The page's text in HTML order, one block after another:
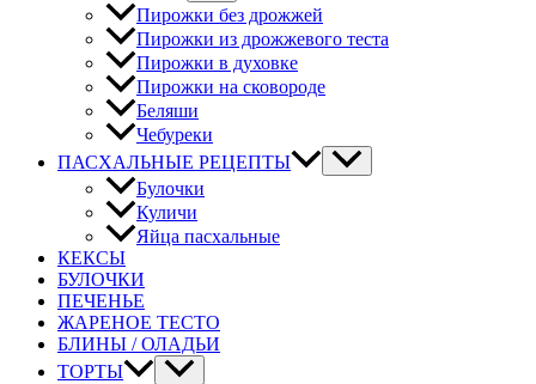
Пирожки без дрожжей
Пирожки из дрожжевого теста
Пирожки в духовке
Пирожки на сковороде
Беляши
Чебуреки
ПАСХАЛЬНЫЕ РЕЦЕПТЫ
Булочки
Куличи
Яйца пасхальные
КЕКСЫ
БУЛОЧКИ
ПЕЧЕНЬЕ
ЖАРЕНОЕ ТЕСТО
БЛИНЫ / ОЛАДЬИ
ТОРТЫ